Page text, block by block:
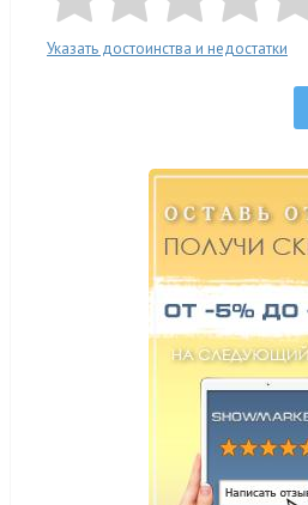
Указать достоинства и недостатки